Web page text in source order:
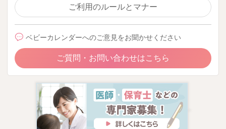
ご利用のルールとマナー
ベビーカレンダーへのご意見をお聞かせください
ご質問・お問い合わせはこちら